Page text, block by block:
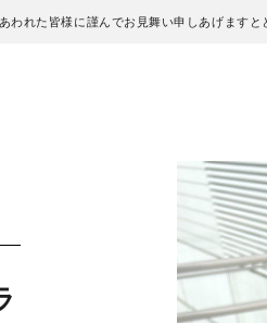
われた皆様に謹んでお見舞い申しあげます